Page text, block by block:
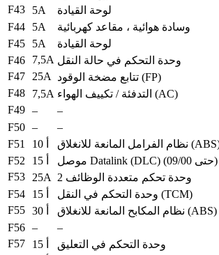
F43
5A
لوحة القيادة
F44
5A
وسادة هوائية ، مقاعد كهربائية
F45
5A
لوحة القيادة
F46
7,5A وحدة التحكم في حالة النقل
F47
25A
تتابع مضخة الوقود (FP)
F48
7,5A
التدفئة / تكييف الهواء (AC)
F49 –
–
F50 –
–
F51
F52
موصل Datalink (DLC) (حتى 09/00)
F53
25A
وحدة تحكم متعددة الوظائف 2
F54
وحدة التحكم في النقل (TCM)
F55
نظام المكابح المانعة للانغلاق (ABS)
F56 –
–
F57
وحدة التحكم في التعليق